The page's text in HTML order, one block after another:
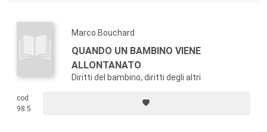
Marco Bouchard
QUANDO UN BAMBINO VIENE
ALLONTANATO
Diritti del bambino, diritti degli altri
cod.
98.5